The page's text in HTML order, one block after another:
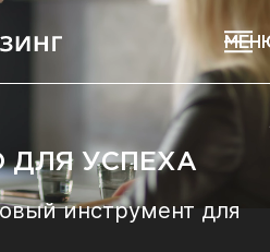
ДЛЯ УСПЕХА
инструмент для